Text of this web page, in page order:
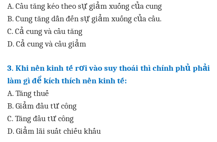
A. Cầu tăng kéo theo sự giảm xuống của cung
B. Cung tăng dẫn đến sự giảm xuống của cầu.
C. Cả cung và cầu tăng
D. Cả cung và cầu giảm
3. Khi nền kinh tế rơi vào suy thoái thì chính phủ phải
làm gì để kích thích nền kinh tế:
A. Tăng thuế
B. Giảm đầu tư công
C. Tăng đầu tư công
D. Giảm lãi suất chiếu khấu